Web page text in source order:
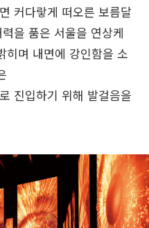
커다랗게 떠오른 보름달
을 품은 서울을 연상케
히며 내면에 강인함을 소
진입하기 위해 발걸음을